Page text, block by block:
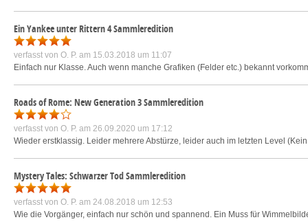
Ein Yankee unter Rittern 4 Sammleredition
verfasst von O. P. am 15.03.2018 um 11:07
Einfach nur Klasse. Auch wenn manche Grafiken (Felder etc.) bekannt
Roads of Rome: New Generation 3 Sammleredition
verfasst von O. P. am 26.09.2020 um 17:12
Wieder erstklassig. Leider mehrere Abstürze, leider auch im letzten Level
Mystery Tales: Schwarzer Tod Sammleredition
verfasst von O. P. am 24.08.2018 um 12:53
Wie die Vorgänger, einfach nur schön und spannend. Ein Muss für